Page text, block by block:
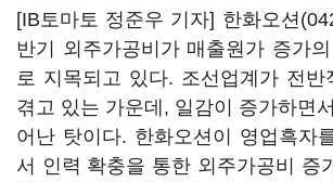
[IB토마토 정준우 기자] 한화오션
반기 외주가공비가 매출원가 증가
로 지목되고 있다. 조선업계가 전반
겪고 있는 가운데, 일감이 증가하면
어난 탓이다. 한화오션이 영업흑자
서 인력 확충을 통한 외주가공비 증